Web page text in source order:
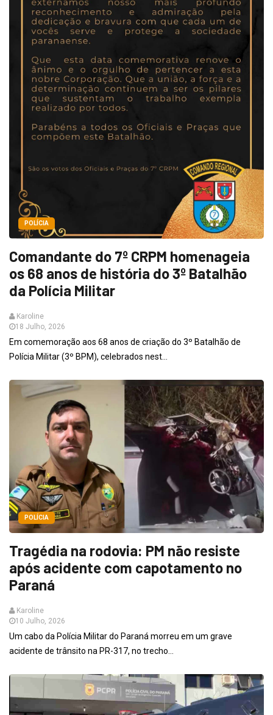
POLÍCIA
Comandante do 7º CRPM homenageia
os 68 anos de história do 3º Batalhão
da Polícia Militar
Karoline
18 Julho, 2026
Em comemoração aos 68 anos de criação do 3º Batalhão de
Polícia Militar (3º BPM), celebrados nest...
POLÍCIA
Tragédia na rodovia: PM não resiste
após acidente com capotamento no
Paraná
Karoline
10 Julho, 2026
Um cabo da Polícia Militar do Paraná morreu em um grave
acidente de trânsito na PR-317, no trecho...